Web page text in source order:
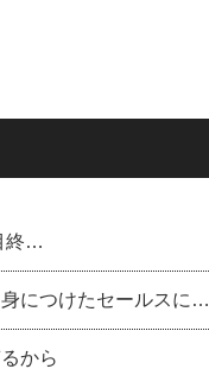
終…
につけたセールスに…
から